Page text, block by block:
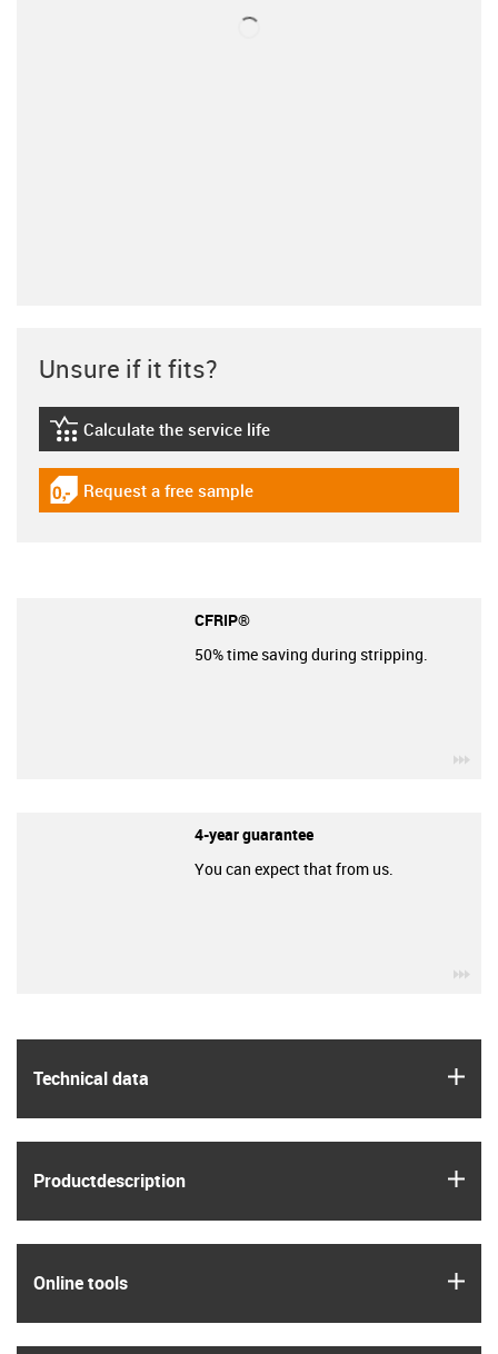
Technical data
Product­description
Online tools
Unsure if it fits?
igus-icon-lebensdauerrechner
Calculate the service life
igus-icon-gratismuster
Request a free sample
CFRIP®
50% time saving during stripping.
4-year guarantee
You can expect that from us.